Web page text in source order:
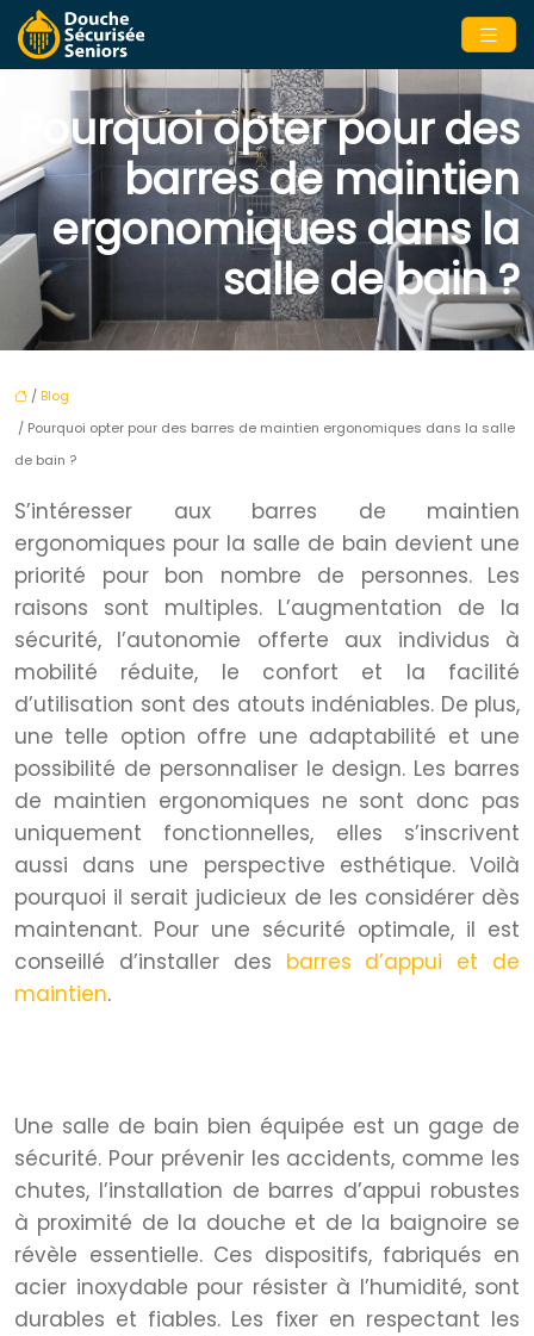
Pourquoi opter pour des
barres de maintien
ergonomiques dans la
salle de bain ?
/Blog
/ Pourquoi opter pour des barres de maintien ergonomiques dans la salle
de bain ?
S’intéresser aux barres de maintien
ergonomiques pour la salle de bain devient une
priorité pour bon nombre de personnes. Les
raisons sont multiples. L’augmentation de la
sécurité, l’autonomie offerte aux individus à
mobilité réduite, le confort et la facilité
d’utilisation sont des atouts indéniables. De plus,
une telle option offre une adaptabilité et une
possibilité de personnaliser le design. Les barres
de maintien ergonomiques ne sont donc pas
uniquement fonctionnelles, elles s’inscrivent
aussi dans une perspective esthétique. Voilà
pourquoi il serait judicieux de les considérer dès
maintenant. Pour une sécurité optimale, il est
conseillé d’installer des barres d’appui et de
maintien.
Une salle de bain bien équipée est un gage de
sécurité. Pour prévenir les accidents, comme les
chutes, l’installation de barres d’appui robustes
à proximité de la douche et de la baignoire se
révèle essentielle. Ces dispositifs, fabriqués en
acier inoxydable pour résister à l’humidité, sont
durables et fiables. Les fixer en respectant les